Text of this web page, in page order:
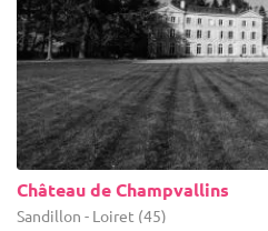
Château de Champvallins
Sandillon - Loiret (45)